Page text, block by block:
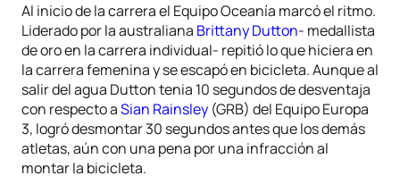
Al inicio de la carrera el Equipo Oceanía marcó el ritmo.
Liderado por la australiana Brittany Dutton- medallista
de oro en la carrera individual- repitió lo que hiciera en
la carrera femenina y se escapó en bicicleta. Aunque al
salir del agua Dutton tenia 10 segundos de desventaja
con respecto aSian Rainsley (GRB) del Equipo Europa
3, logró desmontar 30 segundos antes que los demás
atletas, aún con una pena por una infracción al
montar la bicicleta.